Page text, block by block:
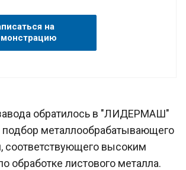
на
обратилось в "ЛИДЕРМАШ"
подбор металлообрабатывающего
соответствующего высоким
обработке листового металла.